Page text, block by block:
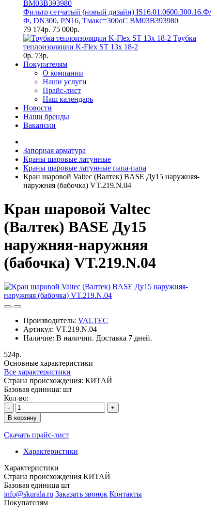
Фильтр сетчатый (новый дизайн) IS16.01.0600.300.16.Ф/
Ф, DN300, РN16, Тмакс=300оС BM03B393980
79 174р. 75 000р.
Трубка
теплоизоляции K-Flex ST 13х 18-2
0р. 73р.
Покупателям
О компании
Наши услуги
Прайс-лист
Наш календарь
Новости
Наши бренды
Вакансии
Запорная арматура
Краны шаровые латунные
Краны шаровые латунные папа-папа
Кран шаровой Valtec (Валтек) BASЕ Ду15 наружняя-
наружняя (бабочка) VT.219.N.04
Кран шаровой Valtec
(Валтек) BASЕ Ду15
наружняя-наружняя
(бабочка) VT.219.N.04
Производитель: VALTEC
Артикул: VT.219.N.04
Наличие: В наличии. Доставка 7 дней.
524р.
Основные характеристики
Все характеристики
Cтрана происхождения: КИТАЙ
Базовая единица: шт
Кол-во:
-
+
В корзину
Скачать прайс-лист
Характеристики
Характеристики
Cтрана происхождения КИТАЙ
Базовая единица шт
info@skurala.ru Заказать звонок Контакты
Покупателям